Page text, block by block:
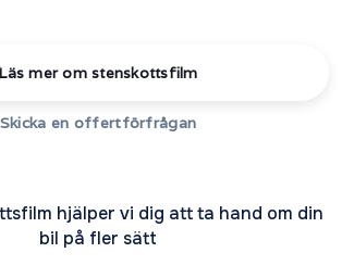
Läs mer om stenskottsfilm
Skicka en offertförfrågan
hjälper vi dig att ta hand om din
bil på fler sätt